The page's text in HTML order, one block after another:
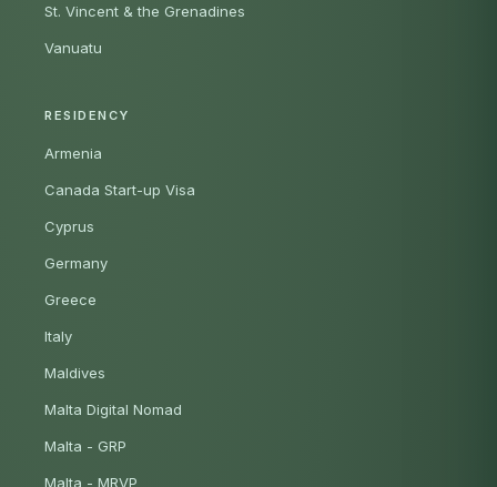
St. Vincent & the Grenadines
Vanuatu
RESIDENCY
Armenia
Canada Start-up Visa
Cyprus
Germany
Greece
Italy
Maldives
Malta Digital Nomad
Malta - GRP
Malta - MRVP